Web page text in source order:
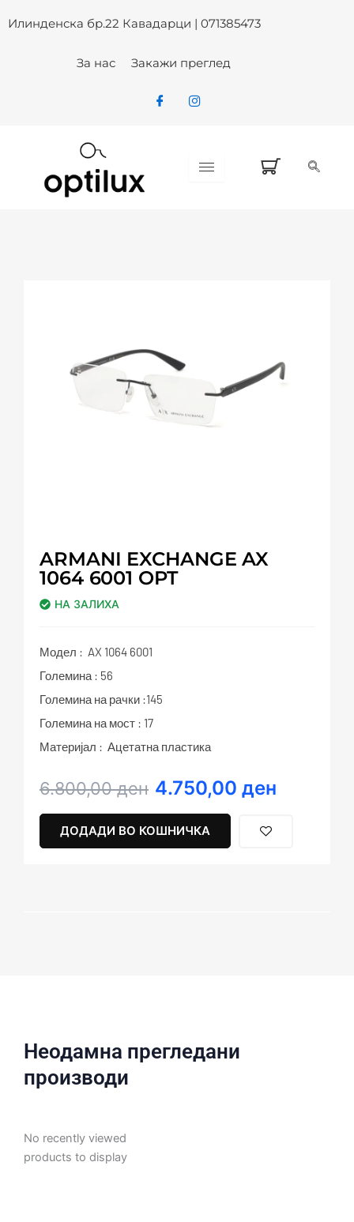
toИлинденска бр.22 Кавадарци | 071385473
За нас Закажи преглед
ARMANI EXCHANGE AX
1064 6001 OPT
НА ЗАЛИХА
Модел : AX 1064 6001
Големина : 56
Големина на рачки :145
Големина на мост : 17
Материјал : Ацетатна пластика
6.800,00ден
Original
was:
6.800,00 ден.
4.750,00 ден
Current
4.750,00 ден.
ДОДАДИ ВО КОШНИЧКА
Неодамна прегледани
производи
No recently viewed
products to display